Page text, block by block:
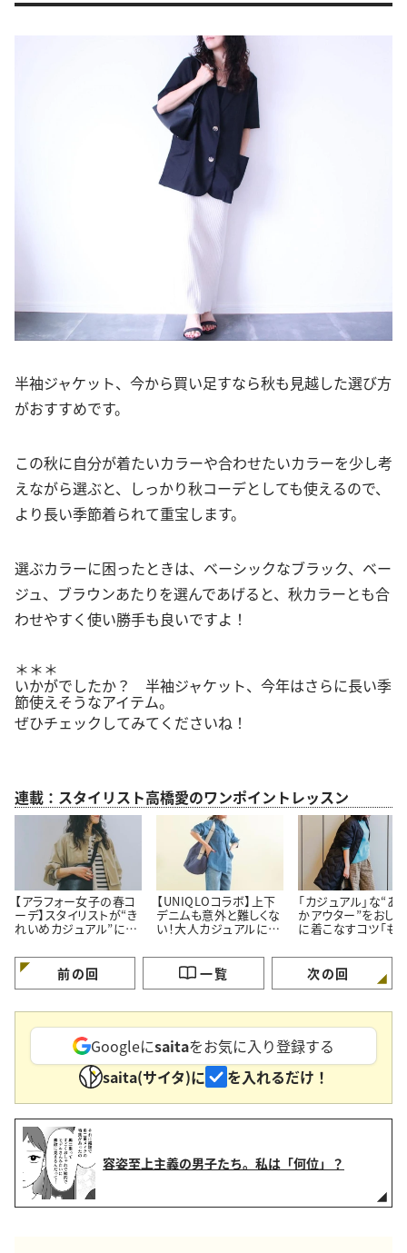
半袖ジャケット、今から買い足すなら秋も見越した選び方
がおすすめです。
この秋に自分が着たいカラーや合わせたいカラーを少し考
えながら選ぶと、しっかり秋コーデとしても使えるので、
より長い季節着られて重宝します。
選ぶカラーに困ったときは、ベーシックなブラック、ベー
ジュ、ブラウンあたりを選んであげると、秋カラーとも合
わせやすく使い勝手も良いですよ！
＊＊＊
いかがでしたか？ 半袖ジャケット、今年はさらに長い季
節使えそうなアイテム。
ぜひチェックしてみてくださいね！
連載：スタイリスト高橋愛のワンポイントレッスン
【アラフォー女子の春コ
ーデ】スタイリストが“き
れいめカジュアル”に欠
紹介
【UNIQLOコラボ】上下
デニムも意外と難しくな
い！大人カジュアルに着
術」
「カジュアル」な“あ
かアウター”をおし
に着こなすコツ「も
前の回 一覧 次の回
Googleにsaitaをお気に入り登録する
saita(サイタ)に
を入れるだけ！
容姿至上主義の男子たち。私は「何位」？